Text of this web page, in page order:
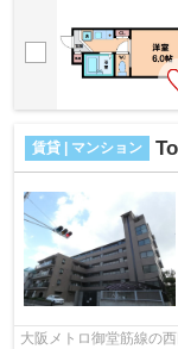
賃貸 | マンション
大阪メトロ御堂筋線の